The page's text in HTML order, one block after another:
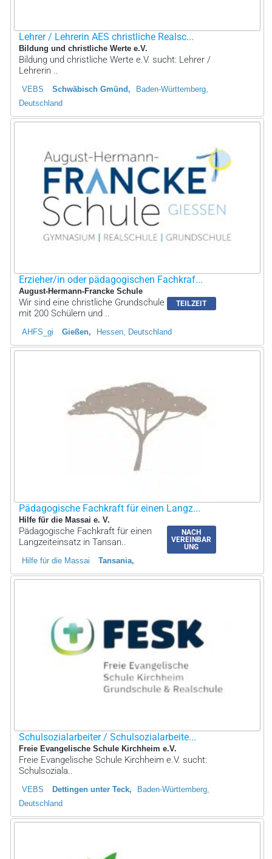
Lehrer / Lehrerin AES christliche Realsc...
Bildung und christliche Werte e.V.
Bildung und christliche Werte e.V. sucht: Lehrer /
Lehrerin ..
VEBS Schwäbisch Gmünd
Baden-Württemberg,
Deutschland
Erzieher/in oder pädagogischen Fachkraf...
August-Hermann-Francke Schule
TEILZEIT
Wir sind eine christliche Grundschule
mit 200 Schülern und ..
AHFS_gi Gießen Hessen, Deutschland
Pädagogische Fachkraft für einen Langz...
Hilfe für die Massai e. V.
NACH
VEREINBAR
UNG
Pädagogische Fachkraft für einen
Langzeiteinsatz in Tansan..
Hilfe für die Massai Tansania
Schulsozialarbeiter / Schulsozialarbeite...
Freie Evangelische Schule Kirchheim e.V.
Freie Evangelische Schule Kirchheim e.V. sucht:
Schulsoziala..
VEBS Dettingen unter Teck
Baden-Württemberg,
Deutschland